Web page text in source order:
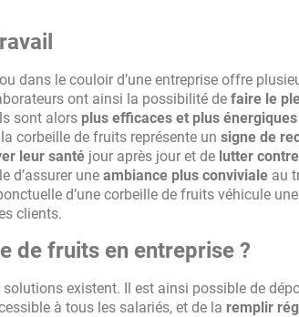
dans le couloir d’une entreprise offre
ont ainsi la possibilité de faire le
sont alors plus efficaces et plus énergiques
corbeille de fruits représente un signe de
leur santé jour après jour et de lutter
d’assurer une ambiance plus conviviale au
d’une corbeille de fruits véhicule une
clients.
de fruits en entreprise ?
existent. Il est ainsi possible de
à tous les salariés, et de la remplir